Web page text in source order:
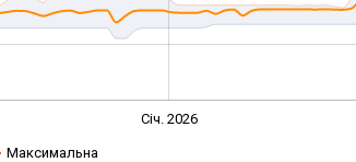
Січ. 2026
Максимальна